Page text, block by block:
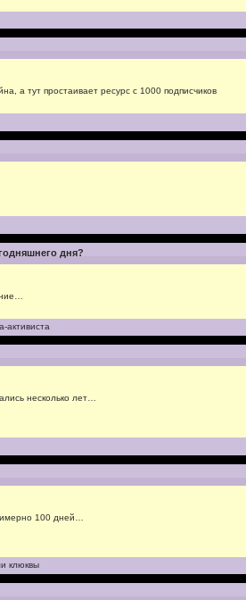
а тут простаивает ресурс с 1000 подписчиков
дня?
активиста
несколько лет…
100 дней…
клюквы